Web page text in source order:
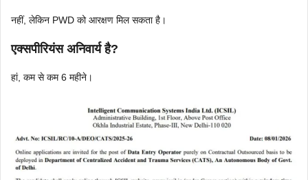
नहीं, लेकिन PWD को आरक्षण मिल सकता है।
एक्सपीरियंस अनिवार्य है?
हां, कम से कम 6 महीने।